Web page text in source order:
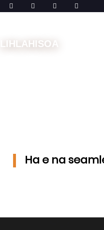
LIHLAHISOA
Ha e na